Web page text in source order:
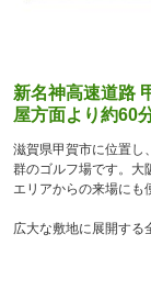
新名神高速道路
屋方面より約60
滋賀県甲賀市に位置し
群のゴルフ場です。大
エリアからの来場にも
広大な敷地に展開する